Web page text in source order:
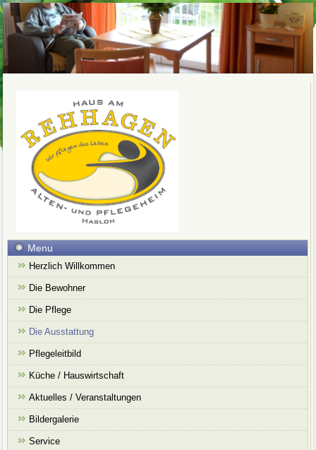
Menu
Herzlich Willkommen
Die Bewohner
Die Pflege
Die Ausstattung
Pflegeleitbild
Küche / Hauswirtschaft
Aktuelles / Veranstaltungen
Bildergalerie
Service